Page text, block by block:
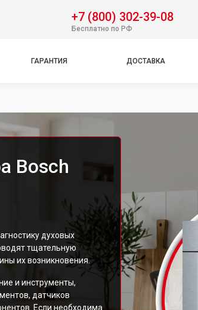
+7 (800) 302-39-08
Бесплатно по РФ
ГАРАНТИЯ ДОСТАВКА
Bosch
духовых
тщательную
их возникновения.
и инструменты,
датчиков
Если необходима